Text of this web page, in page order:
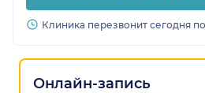
Клиника перезвонит сегодня
Онлайн-запись